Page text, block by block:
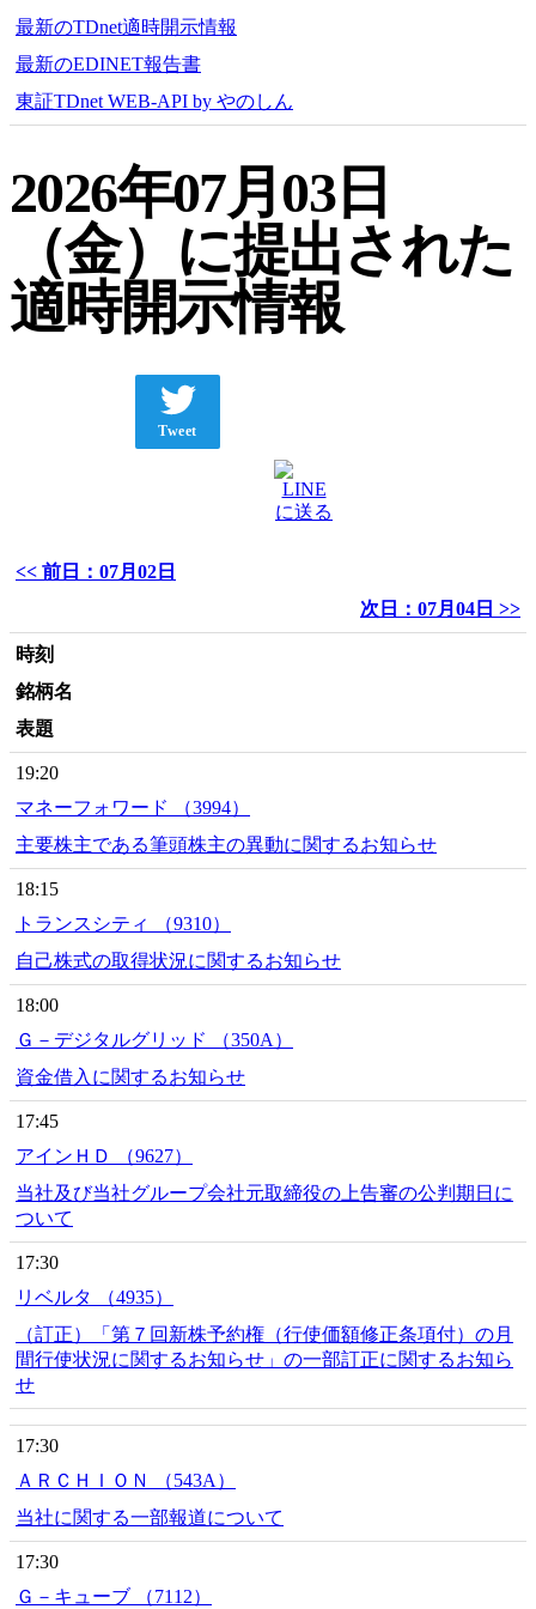
最新のTDnet適時開示情報
最新のEDINET報告書
東証TDnet WEB-API by やのしん
2026年07月03日
（金）に提出された
適時開示情報
Tweet
<< 前日：07月02日
次日：07月04日 >>
時刻
銘柄名
表題
19:20
マネーフォワード （3994）
主要株主である筆頭株主の異動に関するお知らせ
18:15
トランスシティ （9310）
自己株式の取得状況に関するお知らせ
18:00
Ｇ－デジタルグリッド （350A）
資金借入に関するお知らせ
17:45
アインＨＤ （9627）
当社及び当社グループ会社元取締役の上告審の公判期日に
ついて
17:30
リベルタ （4935）
（訂正）「第７回新株予約権（行使価額修正条項付）の月
間行使状況に関するお知らせ」の一部訂正に関するお知ら
せ
17:30
ＡＲＣＨＩＯＮ （543A）
当社に関する一部報道について
17:30
Ｇ－キューブ （7112）